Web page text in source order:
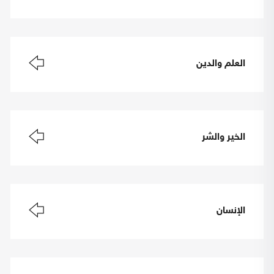
العلم والدين
الخير والشر
الإنسان